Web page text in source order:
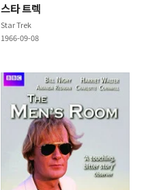
스타 트렉
Star Trek
1966-09-08